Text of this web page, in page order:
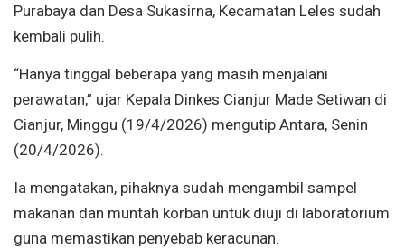
Purabaya dan Desa Sukasirna, Kecamatan Leles sudah
kembali pulih.
“Hanya tinggal beberapa yang masih menjalani
perawatan,” ujar Kepala Dinkes Cianjur Made Setiwan di
Cianjur, Minggu (19/4/2026) mengutip Antara, Senin
(20/4/2026).
Ia mengatakan, pihaknya sudah mengambil sampel
makanan dan muntah korban untuk diuji di laboratorium
guna memastikan penyebab keracunan.